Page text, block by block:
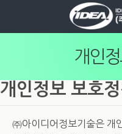
개인
개인정보 보호
㈜아이디어정보기술은 개